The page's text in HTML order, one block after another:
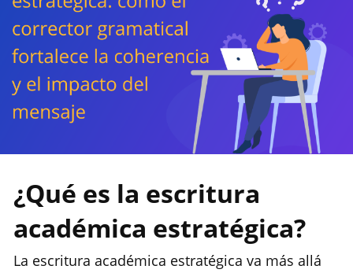
¿Qué es la escritura
académica estratégica?
La escritura académica estratégica va más allá